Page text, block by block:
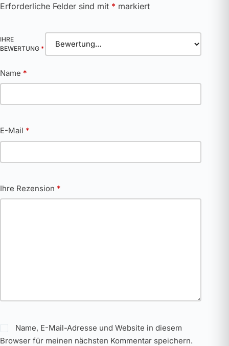
Erforderliche Felder sind mit * markiert
IHRE
BEWERTUNG *
Name *
E-Mail *
Ihre Rezension *
Name, E-Mail-Adresse und Website in diesem
Browser für meinen nächsten Kommentar speichern.